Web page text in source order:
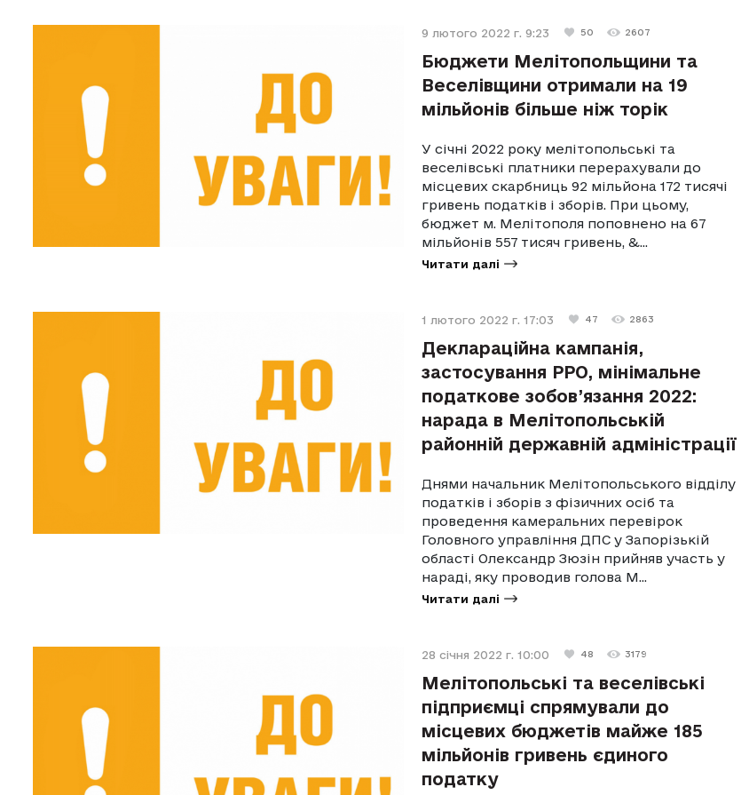
9 лютого 2022 г. 9:23 50 2607
Бюджети Мелітопольщини та
Веселівщини отримали на 19
мільйонів більше ніж торік
У січні 2022 року мелітопольські та
веселівські платники перерахували до
місцевих скарбниць 92 мільйона 172 тисячі
гривень податків і зборів. При цьому,
бюджет м. Мелітополя поповнено на 67
мільйонів 557 тисяч гривень, &...
Читати далі
1 лютого 2022 г. 17:03 47 2863
Деклараційна кампанія,
застосування РРО, мінімальне
податкове зобов’язання 2022:
нарада в Мелітопольській
районній державній адміністрації
Днями начальник Мелітопольського відділу
податків і зборів з фізичних осіб та
проведення камеральних перевірок
Головного управління ДПС у Запорізькій
області Олександр Зюзін прийняв участь у
нараді, яку проводив голова М...
Читати далі
28 січня 2022 г. 10:00 48 3179
Мелітопольські та веселівські
підприємці спрямували до
місцевих бюджетів майже 185
мільйонів гривень єдиного
податку